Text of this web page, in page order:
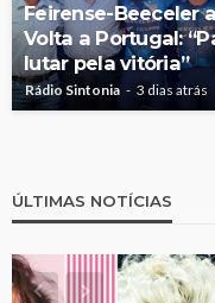
Feirense-Beeceler
Volta a Portugal:
lutar pela vitória”
Rádio Sintonia 3 dias atrás
ÚLTIMAS NOTÍCIAS